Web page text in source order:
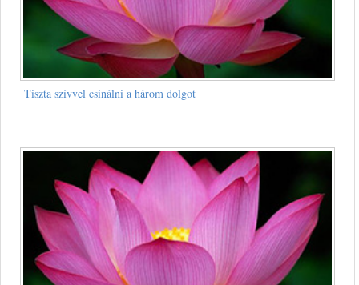
Tiszta szívvel csinálni a három dolgot